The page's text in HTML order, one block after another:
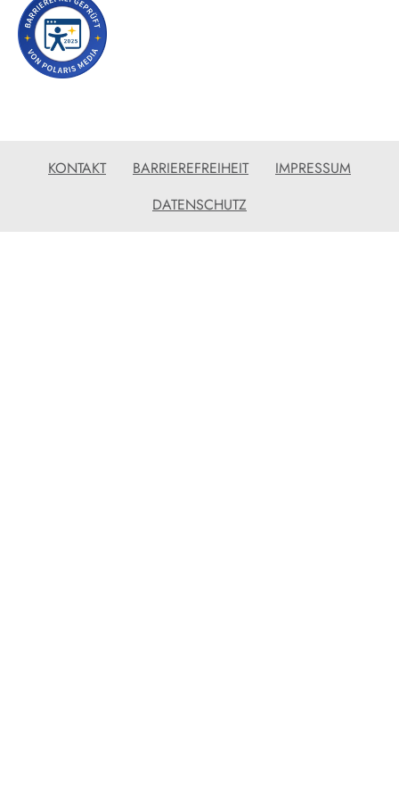
KONTAKT BARRIEREFREIHEIT
IMPRESSUM
DATENSCHUTZ